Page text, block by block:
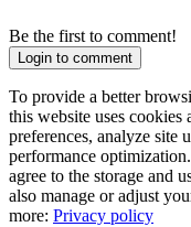
Be the first to comment!
Login to comment
To provide a better
this website uses
preferences, analyze site
performance
agree to the storage and
also manage or adjust
more: Privacy policy